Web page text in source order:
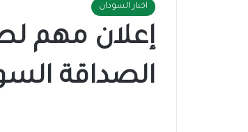
اخبار السودان
إعلان مهم
الصداقة